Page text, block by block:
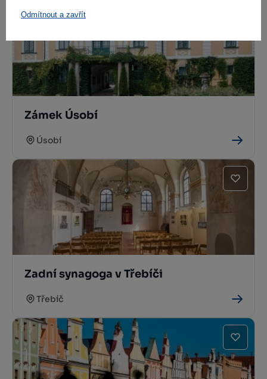
Odmítnout a zavřít
Zámek Úsobí
Úsobí
Zadní synagoga v Třebíči
Třebíč